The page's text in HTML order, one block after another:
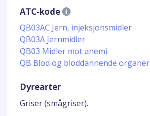
ATC-kode
QB03AC Jern, injeksjonsmidler
QB03A Jernmidler
QB03 Midler mot anemi
QB Blod og bloddannende organer
Dyrearter
Griser (smågriser).